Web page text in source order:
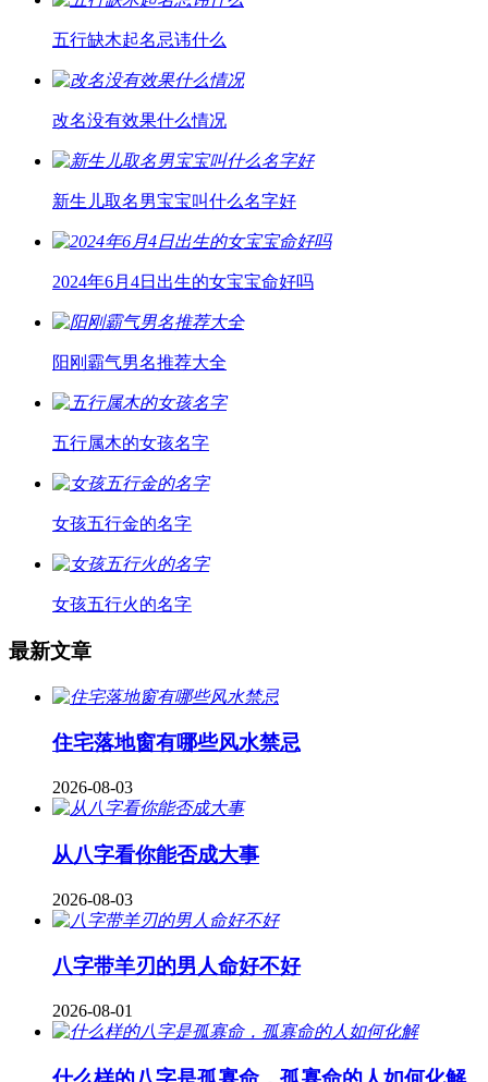
五行缺木起名忌讳什么
改名没有效果什么情况
新生儿取名男宝宝叫什么名字好
2024年6月4日出生的女宝宝命好吗
阳刚霸气男名推荐大全
五行属木的女孩名字
女孩五行金的名字
女孩五行火的名字
最新文章
住宅落地窗有哪些风水禁忌
2026-08-03
从八字看你能否成大事
2026-08-03
八字带羊刃的男人命好不好
2026-08-01